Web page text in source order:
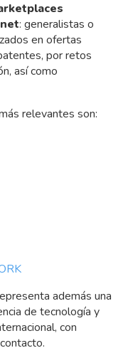
: generalistas o
en ofertas
por retos
así como
relevantes son:
además una
de tecnología y
con